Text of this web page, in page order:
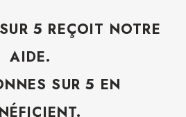
5 REÇOIT NOTRE
AIDE.
SUR 5 EN